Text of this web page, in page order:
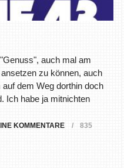
auch mal am
zu können, auch
dem Weg dorthin doch
Ich habe ja mitnichten
KOMMENTARE
835